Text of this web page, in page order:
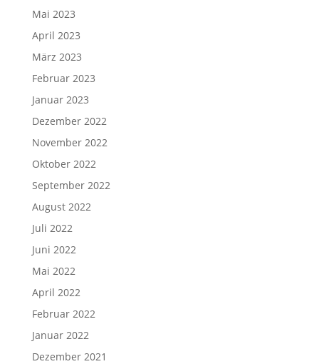
Mai 2023
April 2023
März 2023
Februar 2023
Januar 2023
Dezember 2022
November 2022
Oktober 2022
September 2022
August 2022
Juli 2022
Juni 2022
Mai 2022
April 2022
Februar 2022
Januar 2022
Dezember 2021